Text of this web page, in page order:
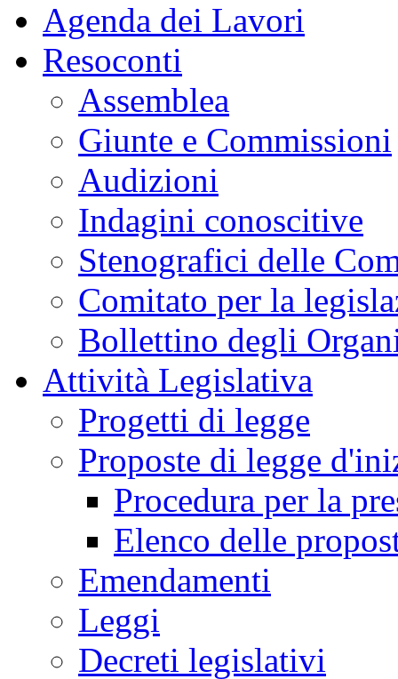
Agenda dei Lavori
Resoconti
Assemblea
Giunte e Commissioni
Audizioni
Indagini conoscitive
Stenografici delle
Comitato per la
Bollettino degli
Attività Legislativa
Progetti di legge
Proposte di legge
Procedura per la
Elenco delle
Emendamenti
Leggi
Decreti legislativi